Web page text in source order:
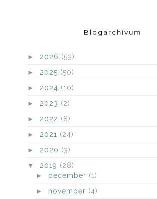
Blogarchívum
► 2026 (53)
► 2025 (50)
► 2024 (10)
► 2023 (2)
► 2022 (8)
► 2021 (24)
► 2020 (3)
▼ 2019 (28)
► december (1)
► november (4)